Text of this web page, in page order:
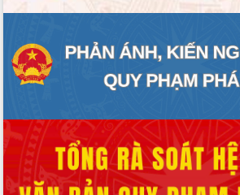
Bàn giải pháp tháo gỡ khó khăn trong
định EUDR
Thứ trưởng Bộ Nông nghiệp và Môi
trường Nguyễn Hoàng Hiệp khảo sát
Trình diễn nghệ thuật chế biến các
món ăn từ sầu riêng
Đắk Lắk công bố Quy hoạch và xúc
tiến đầu tư tỉnh